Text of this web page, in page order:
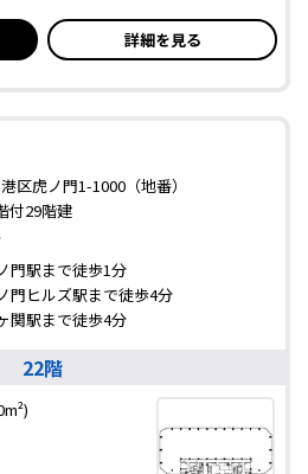
詳細を見る
区虎ノ門1-1000（地番）
付29階建
門駅まで徒歩1分
門ヒルズ駅まで徒歩4分
関駅まで徒歩4分
22階